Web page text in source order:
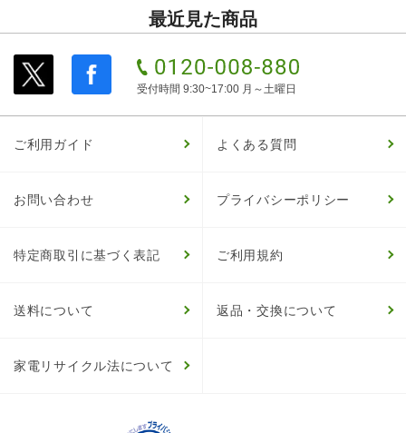
最近見た商品
受付時間 9:30~17:00 月～土曜日
ご利用ガイド よくある質問
お問い合わせ プライバシーポリシー
特定商取引に基づく表記 ご利用規約
送料について 返品・交換について
家電リサイクル法について